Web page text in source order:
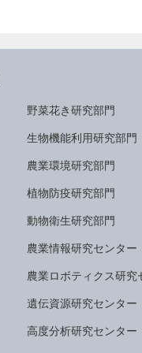
野菜花き研究部門
生物機能利用研究部門
農業環境研究部門
植物防疫研究部門
動物衛生研究部門
農業情報研究センター
農業ロボティクス研究
遺伝資源研究センター
高度分析研究センター